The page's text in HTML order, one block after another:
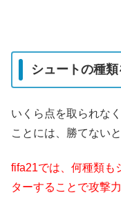
シュートの種
いくら点を取られな
ことには、勝てない
fifa21では、何種類も
ターすることで攻撃